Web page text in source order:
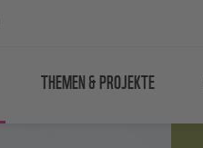
THEMEN & PROJEKTE